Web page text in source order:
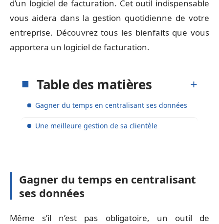
d’un logiciel de facturation. Cet outil indispensable
vous aidera dans la gestion quotidienne de votre
entreprise. Découvrez tous les bienfaits que vous
apportera un logiciel de facturation.
Table des matières
Gagner du temps en centralisant ses données
Une meilleure gestion de sa clientèle
Gagner du temps en centralisant
ses données
Même s’il n’est pas obligatoire, un outil de